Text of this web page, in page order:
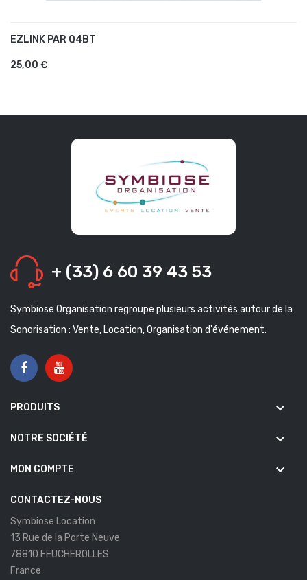
EZLINK PAR Q4BT
25,00 €
+ (33) 6 60 39 43 53
Symbiose Organisation regroupe plusieurs activités autour de la
Sonorisation : Vente, Location, Organisation d'événement.
PRODUITS keyboard_arrow_down
NOTRE SOCIÉTÉ keyboard_arrow_down
MON COMPTE keyboard_arrow_down
CONTACTEZ-NOUS
Symbiose Location
13 Rue de la Porte Neuve
78810 FEUCHEROLLES
France